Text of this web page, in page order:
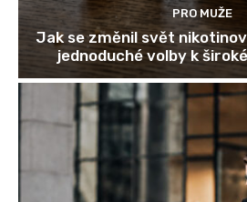
PRO MUŽE
Jak se změnil svět
jednoduché volby k